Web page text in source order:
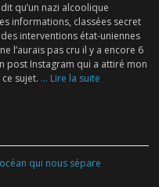
dit qu’un nazi alcoolique
informations, classées secret
interventions état-uniennes
l’aurais pas cru il y a encore 6
post Instagram qui a attiré mon
sujet. ... Lire la suite
océan qui nous sépare